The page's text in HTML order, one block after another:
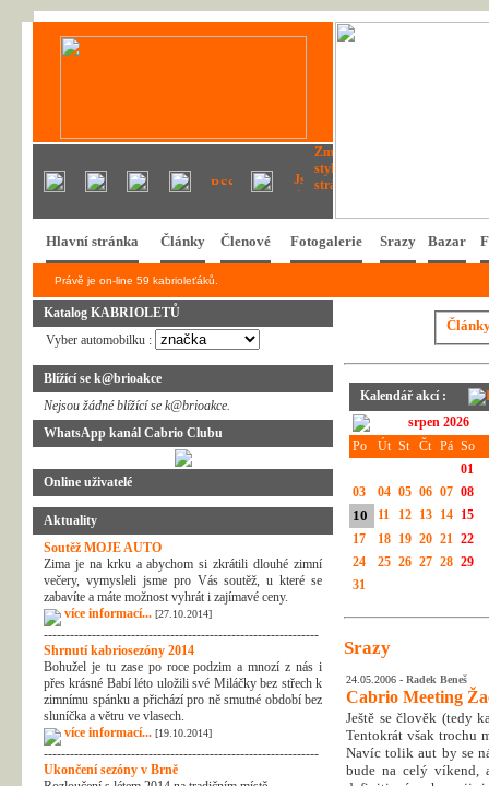
Hlavní stránka Články Členové Fotogalerie Srazy Bazar
Právě je on-line 59 kabrioleťáků.
Katalog KABRIOLETŮ
Vyber automobilku :
Blížící se k@brioakce
Nejsou žádné blížící se k@brioakce.
WhatsApp kanál Cabrio Clubu
Online uživatelé
Aktuality
Soutěž MOJE AUTO
Zima je na krku a abychom si zkrátili dlouhé zimní
večery, vymysleli jsme pro Vás soutěž, u které se
zabavíte a máte možnost vyhrát i zajímavé ceny.
více informací... [27.10.2014]
---------------------------------------------------------------
Shrnutí kabriosezóny 2014
Bohužel je tu zase po roce podzim a mnozí z nás i
přes krásné Babí léto uložili své Miláčky bez střech k
zimnímu spánku a přichází pro ně smutné období bez
sluníčka a větru ve vlasech.
více informací... [19.10.2014]
---------------------------------------------------------------
Ukončení sezóny v Brně
Kalendář akcí :
srpen 2026
Po
Út St Čt Pá So
01
03
04 05 06 07 08
10 11 12 13 14 15
17
18 19 20 21 22
24
25 26 27 28 29
31
Srazy
24.05.2006 - Radek Beneš
Cabrio Meeting
Ještě se člověk (tedy
Tentokrát však trochu
Navíc tolik aut by se
bude na celý víkend,